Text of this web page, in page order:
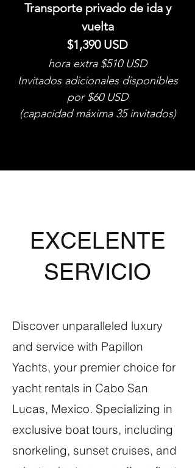
Transporte privado de ida y
vuelta
$1,390 USD
hora extra $510 USD
Invitados adicionales disponibles
por $60 USD
(capacidad máxima 35 invitados)
EXCELENTE
SERVICIO
Discover unparalleled luxury
and service with Papillon
Yachts, your premier choice for
yacht rentals in Cabo San
Lucas, Mexico. Specializing in
exclusive boat tours, including
snorkeling, sunset cruises, and